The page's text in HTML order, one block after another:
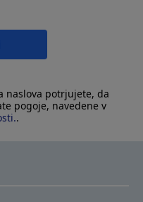
naslova potrjujete, da
pogoje, navedene v
.